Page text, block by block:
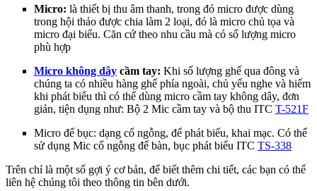
Micro: là thiết bị thu âm thanh, trong đó micro được dùng
trong hội thảo được chia làm 2 loại, đó là micro chủ tọa và
micro đại biểu. Căn cứ theo nhu cầu mà có số lượng micro
phù hợp
Micro không dây cầm tay: Khi số lượng ghế qua đông và
chúng ta có nhiều hàng ghế phía ngoài, chủ yếu nghe và hiếm
khi phát biểu thì có thể dùng micro cầm tay không dây, đơn
giản, tiện dụng như: Bộ 2 Mic cầm tay và bộ thu ITC T-521F
Micro để bục: dạng cổ ngỗng, để phát biểu, khai mạc. Có thể
sử dụng Mic cổ ngỗng để bàn, bục phát biểu ITC TS-338
Trên chỉ là một số gợi ý cơ bản, để biết thêm chi tiết, các bạn có thể
liên hệ chúng tôi theo thông tin bên dưới.